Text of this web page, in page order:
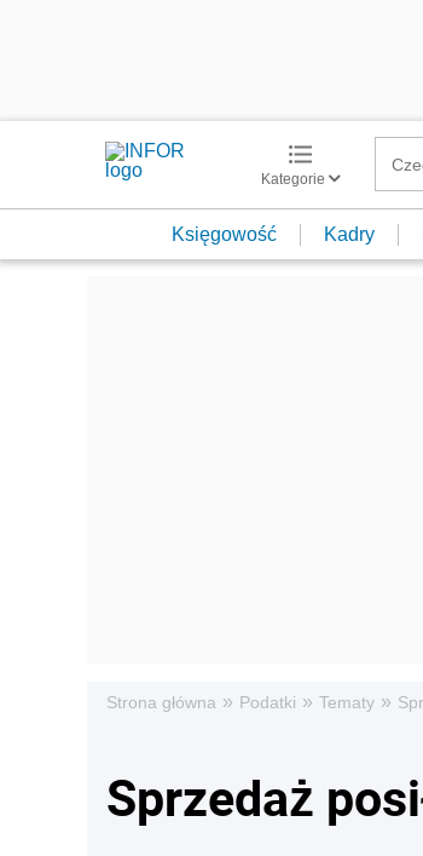
Kategorie
Księgowość Kadry
Strona główna » Podatki » Tematy »
Sprzedaż